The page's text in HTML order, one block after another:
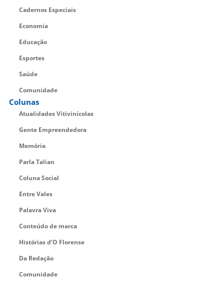
Cadernos Especiais
Economia
Educação
Esportes
Saúde
Comunidade
Colunas
Atualidades Vitivinícolas
Gente Empreendedora
Memória
Parla Talian
Coluna Social
Entre Vales
Palavra Viva
Conteúdo de marca
Histórias d’O Florense
Da Redação
Comunidade